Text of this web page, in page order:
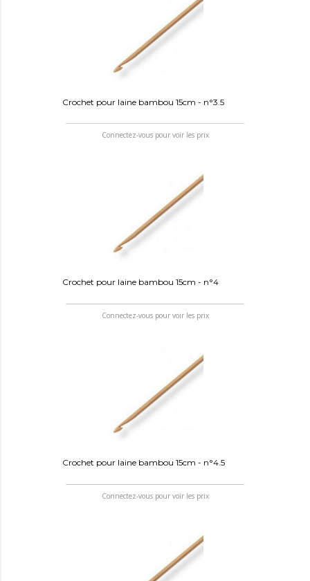
Crochet pour laine bambou 15cm - n°3.5
Connectez-vous pour voir les prix
Crochet pour laine bambou 15cm - n°4
Connectez-vous pour voir les prix
Crochet pour laine bambou 15cm - n°4.5
Connectez-vous pour voir les prix